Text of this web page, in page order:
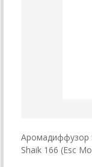
Аромадиффузор
Shaik 166 (Esc